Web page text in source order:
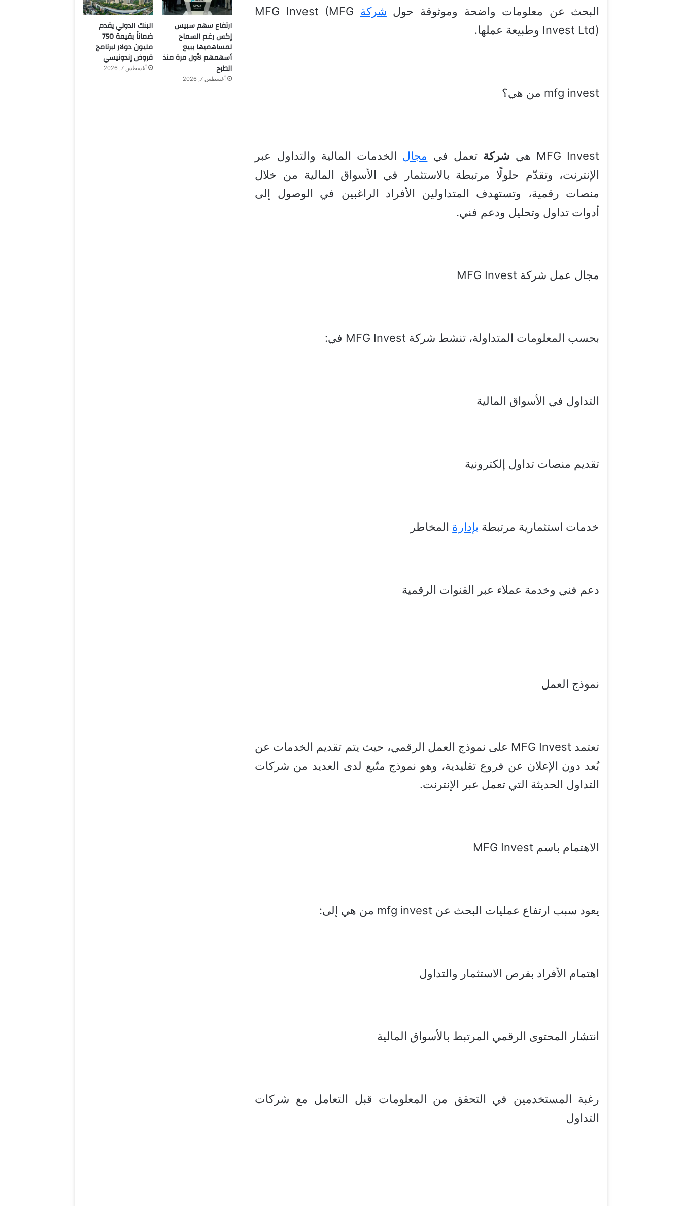
البحث عن معلومات واضحة وموثوقة حول شركة MFG Invest (MFG
Invest Ltd) وطبيعة عملها.
mfg invest من هي؟
MFG Invest هي شركة تعمل في مجال الخدمات المالية والتداول عبر
الإنترنت، وتقدّم حلولًا مرتبطة بالاستثمار في الأسواق المالية من خلال
منصات رقمية، وتستهدف المتداولين الأفراد الراغبين في الوصول إلى
أدوات تداول وتحليل ودعم فني.
مجال عمل شركة MFG Invest
بحسب المعلومات المتداولة، تنشط شركة MFG Invest في:
التداول في الأسواق المالية
تقديم منصات تداول إلكترونية
خدمات استثمارية مرتبطة بإدارة المخاطر
دعم فني وخدمة عملاء عبر القنوات الرقمية
نموذج العمل
تعتمد MFG Invest على نموذج العمل الرقمي، حيث يتم تقديم الخدمات عن
بُعد دون الإعلان عن فروع تقليدية، وهو نموذج متّبع لدى العديد من شركات
التداول الحديثة التي تعمل عبر الإنترنت.
الاهتمام باسم MFG Invest
يعود سبب ارتفاع عمليات البحث عن mfg invest من هي إلى:
اهتمام الأفراد بفرص الاستثمار والتداول
انتشار المحتوى الرقمي المرتبط بالأسواق المالية
رغبة المستخدمين في التحقق من المعلومات قبل التعامل مع شركات
التداول
ارتفاع سهم سبيس
إكس رغم السماح
لمساهميها ببيع
أسهمهم لأول مرة منذ
الطرح
أغسطس 7, 2026
البنك الدولي يقدم
ضماناً بقيمة 750
مليون دولار لبرنامج
قروض إندونيسي
أغسطس 7, 2026